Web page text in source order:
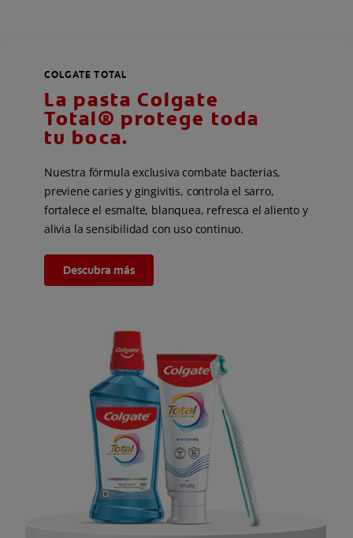
COLGATE TOTAL
La pasta Colgate
Total® protege toda
tu boca.
Nuestra fórmula exclusiva combate bacterias,
previene caries y gingivitis, controla el sarro,
fortalece el esmalte, blanquea, refresca el aliento y
alivia la sensibilidad con uso continuo.
Descubra más